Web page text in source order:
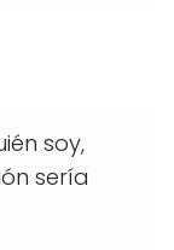
soy,
sería